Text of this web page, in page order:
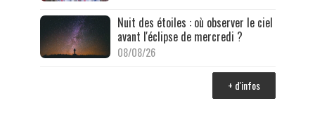
Nuit des étoiles : où observer le ciel
avant l'éclipse de mercredi ?
08/08/26
+ d'infos